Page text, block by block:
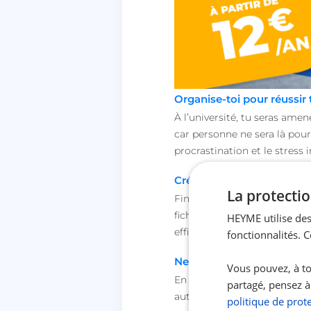
Organise-toi pour réussir
À l’université, tu seras
car personne ne sera là
procrastination et le stress
Crée des fiches de
Fini l’apprentissage
fiches de révision en
efficacement et suivre ton
Ne te base pas sur les
En cours, la prise de notes
autres, tu auras peut-être
La
HEYME utilise
fonctionnalités.
Vous pouvez, à
partagé, pensez
politique de